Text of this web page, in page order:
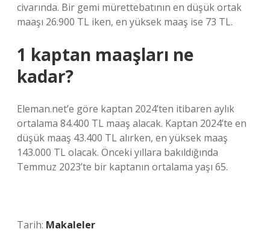
civarında. Bir gemi mürettebatının en düşük ortak
maaşı 26.900 TL iken, en yüksek maaş ise 73 TL.
1 kaptan maaşları ne
kadar?
Eleman.net’e göre kaptan 2024’ten itibaren aylık
ortalama 84.400 TL maaş alacak. Kaptan 2024’te en
düşük maaş 43.400 TL alırken, en yüksek maaş
143.000 TL olacak. Önceki yıllara bakıldığında
Temmuz 2023’te bir kaptanın ortalama yaşı 65.
Tarih: Makaleler